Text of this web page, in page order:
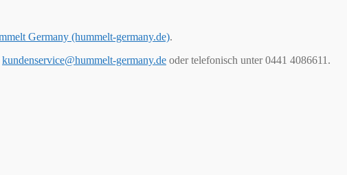
Germany (hummelt-germany.de).
kundenservice@hummelt-germany.de oder telefonisch unter 0441 4086611.